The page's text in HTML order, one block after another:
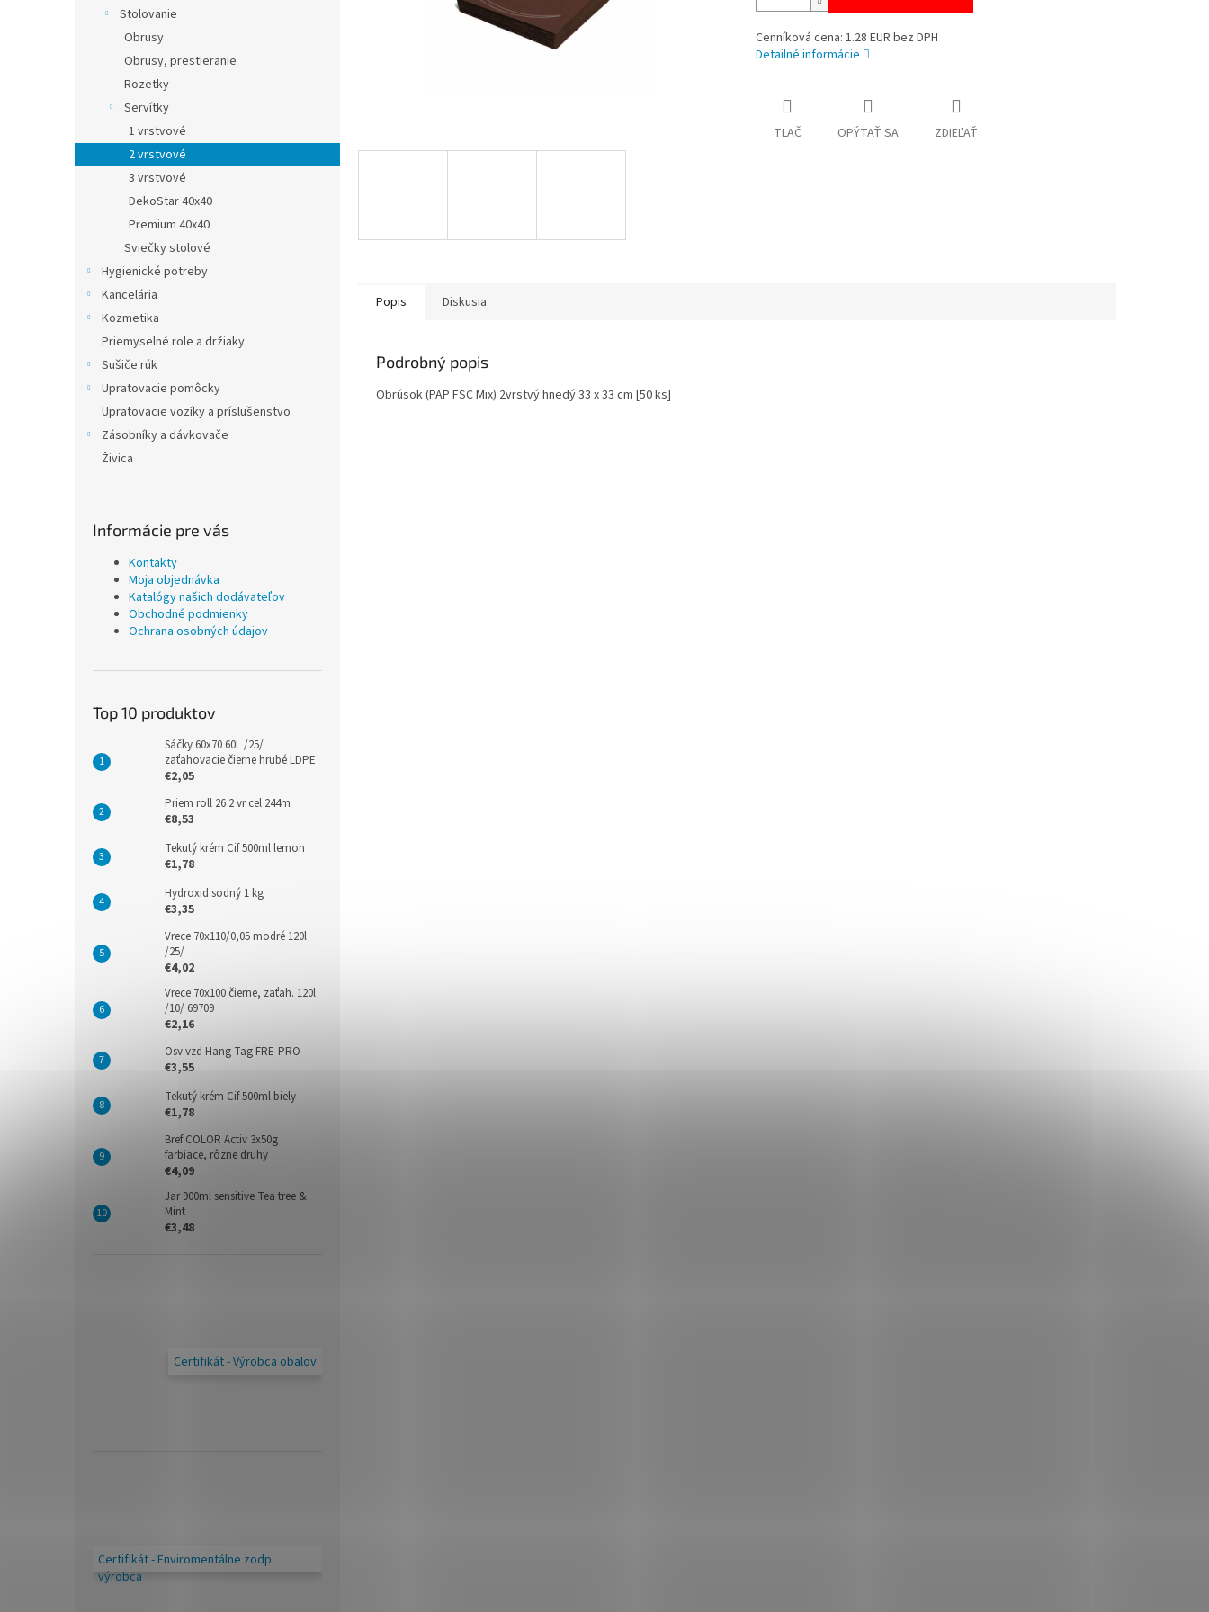
Stolovanie
Obrusy
Obrusy, prestieranie
Rozetky
Servítky
1 vrstvové
2 vrstvové
3 vrstvové
DekoStar 40x40
Premium 40x40
Sviečky stolové
Hygienické potreby
Kancelária
Kozmetika
Priemyselné role a držiaky
Sušiče rúk
Upratovacie pomôcky
Upratovacie vozíky a príslušenstvo
Zásobníky a dávkovače
Živica
Informácie pre vás
Kontakty
Moja objednávka
Katalógy našich dodávateľov
Obchodné podmienky
Ochrana osobných údajov
Top 10 produktov
Sáčky 60x70 60L /25/
zaťahovacie čierne hrubé LDPE
€2,05
Priem roll 26 2 vr cel 244m
€8,53
Tekutý krém Cif 500ml lemon
€1,78
Hydroxid sodný 1 kg
€3,35
Vrece 70x110/0,05 modré 120l
/25/
€4,02
Vrece 70x100 čierne, zaťah. 120l
/10/ 69709
€2,16
Osv vzd Hang Tag FRE-PRO
€3,55
Tekutý krém Cif 500ml biely
€1,78
Bref COLOR Activ 3x50g
farbiace, rôzne druhy
€4,09
Jar 900ml sensitive Tea tree &
Mint
€3,48
Certifikát - Výrobca obalov
Certifikát - Enviromentálne zodp.
výrobca
Cenníková cena: 1.28 EUR bez DPH
Detailné informácie
TLAČ OPÝTAŤ SA ZDIEĽAŤ
Popis Diskusia
Podrobný popis
Obrúsok (PAP FSC Mix) 2vrstvý hnedý 33 x 33 cm [50 ks]